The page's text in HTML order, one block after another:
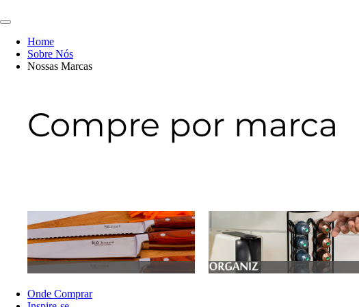
para
conteúdoHome
Sobre Nós
Nossas Marcas
Compre por marca
Utensílios do Lar Casa e Organização
Onde Comprar